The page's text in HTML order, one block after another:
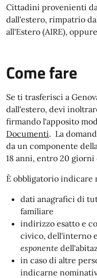
Cittadini provenienti
dall'estero, rimpatrio
all'Estero (AIRE),
Come fare
Se ti trasferisci a
dall'estero, devi
firmando l'apposito
Documenti. La
da un componente
18 anni, entro 20
È obbligatorio indicare
dati anagrafici di
familiare
indirizzo esatto e
civico, dell'interno
esponente
in caso di altre
indicarne